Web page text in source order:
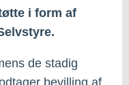
i form af
de stadig
bevilling af